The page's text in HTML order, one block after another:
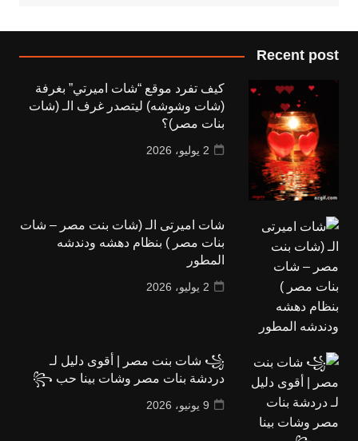
Recent post
كيف تفرد موقع “شات اميرتي” بغرفة
(شات وشوشه) ليتصدر غرف الـ (شات
بنات مصر)؟
2 يوليو، 2026
شات اميرتى الـ (شات بنت مصر – شات
بنات مصر ) بنظام دهشه ودندشه
المطور
2 يوليو، 2026
꧁ شات بنت مصر | أقوى دليل لـ
دردشة بنات مصر وشات بينا حب ꧂
9 يونيو، 2026